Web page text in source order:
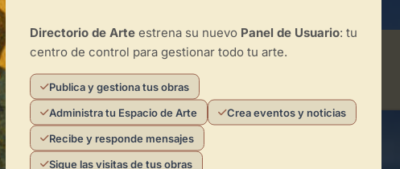
Directorio de Arteestrena su nuevo Panel de Usuario: tu
centro de control para gestionar todo tu arte.
Publica y gestiona tus obras
Administra tu Espacio de Arte
Crea eventos y noticias
Recibe y responde mensajes
Sigue las visitas de tus obras